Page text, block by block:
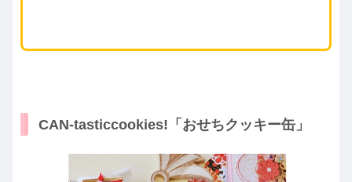
CAN-tasticcookies!「おせちクッキー缶」